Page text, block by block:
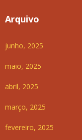
Arquivo
junho, 2025
maio, 2025
abril, 2025
março, 2025
fevereiro, 2025